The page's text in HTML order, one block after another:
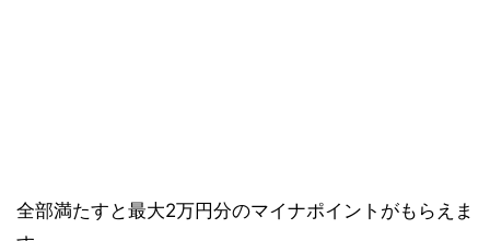
全部満たすと最大2万円分のマイナポイントがもらえま